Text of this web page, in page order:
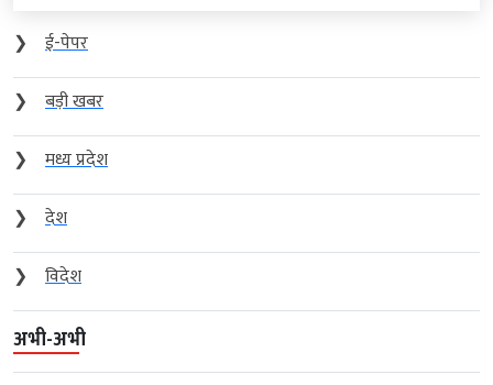
❯
ई-पेपर
❯
बड़ी खबर
❯
मध्य प्रदेश
❯
देश
❯
विदेश
अभी-अभी